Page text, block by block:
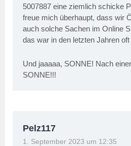
5007887 eine ziemlich schicke
freue mich überhaupt, dass wir
auch solche Sachen im Online
das war in den letzten Jahren
Und jaaaaa, SONNE! Nach
SONNE!!!
Pelz117
1. September 2023 um 12:35